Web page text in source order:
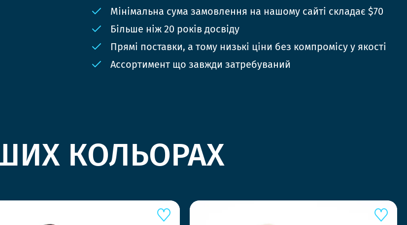
Мінімальна сума замовлення на нашому сайті складає $70
Більше ніж 20 років досвіду
Прямі поставки, а тому низькі ціни без компромісу у якості
Ассортимент що завжди затребуваний
КОЛЬОРАХ